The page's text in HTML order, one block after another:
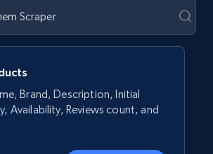
Brand, Description, Initial
Availability, Reviews count, and